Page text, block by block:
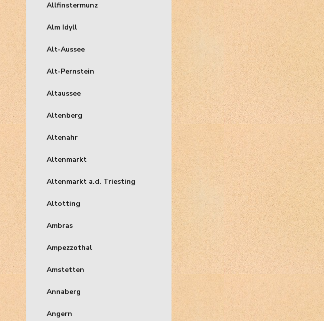
Allfinstermunz
Alm Idyll
Alt-Aussee
Alt-Pernstein
Altaussee
Altenberg
Altenahr
Altenmarkt
Altenmarkt a.d. Triesting
Altotting
Ambras
Ampezzothal
Amstetten
Annaberg
Angern